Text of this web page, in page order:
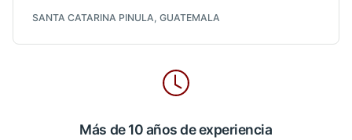
SANTA CATARINA PINULA, GUATEMALA
Más de 10 años de experiencia